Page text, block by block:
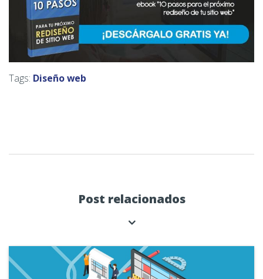
Tags: Diseño web
Post relacionados